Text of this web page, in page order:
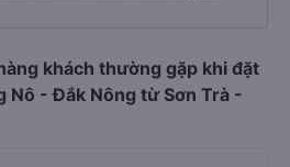
khách thường gặp khi đặt
Nô - Đắk Nông từ Sơn Trà -